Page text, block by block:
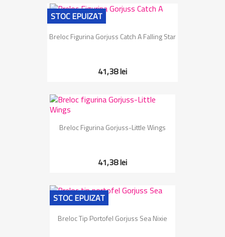
Breloc Figurina Gorjuss Catch A Falling Star
41,38 lei
STOC EPUIZAT
Breloc Figurina Gorjuss-Little Wings
41,38 lei
Breloc Tip Portofel Gorjuss Sea Nixie
STOC EPUIZAT